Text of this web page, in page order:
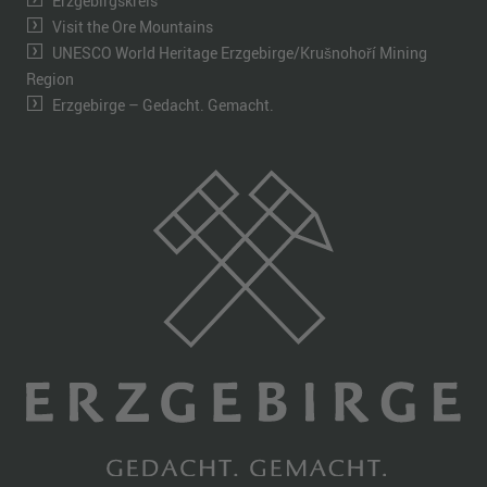
Visit the Ore Mountains
UNESCO World Heritage Erzgebirge/Krušnohoří Mining
Region
Erzgebirge – Gedacht. Gemacht.